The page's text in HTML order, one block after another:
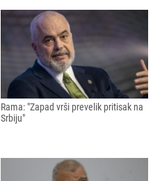
Rama: "Zapad vrši prevelik pritisak na
Srbiju"